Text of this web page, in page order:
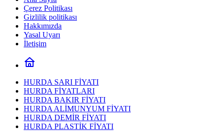
Çerez Politikası
Gizlilik politikası
Hakkımızda
Yasal Uyarı
İletişim
HURDA SARI FİYATI
HURDA FİYATLARI
HURDA BAKIR FİYATI
HURDA ALİMUNYUM FİYATI
HURDA DEMİR FİYATI
HURDA PLASTİK FİYATI